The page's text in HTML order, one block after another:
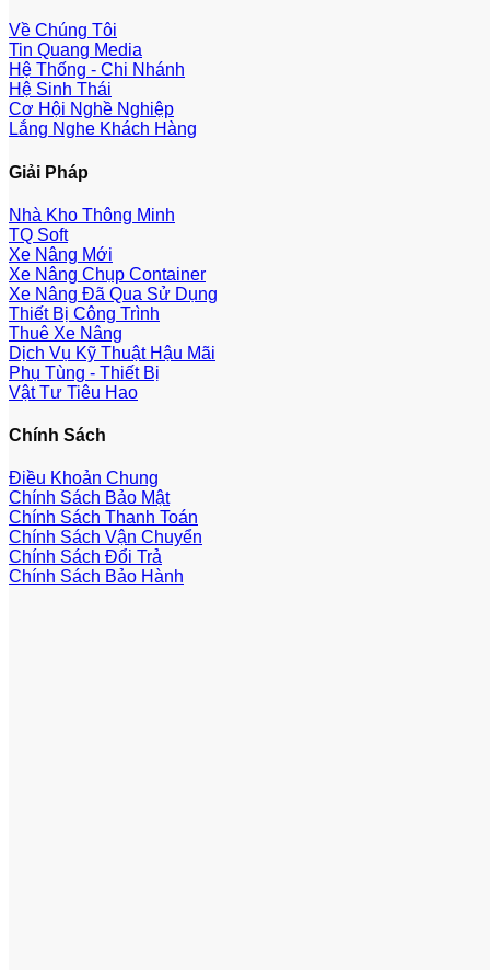
Về Chúng Tôi
Tin Quang Media
Hệ Thống - Chi Nhánh
Hệ Sinh Thái
Cơ Hội Nghề Nghiệp
Lắng Nghe Khách Hàng
Giải Pháp
Nhà Kho Thông Minh
TQ Soft
Xe Nâng Mới
Xe Nâng Chụp Container
Xe Nâng Đã Qua Sử Dụng
Thiết Bị Công Trình
Thuê Xe Nâng
Dịch Vụ Kỹ Thuật Hậu Mãi
Phụ Tùng - Thiết Bị
Vật Tư Tiêu Hao
Chính Sách
Điều Khoản Chung
Chính Sách Bảo Mật
Chính Sách Thanh Toán
Chính Sách Vận Chuyển
Chính Sách Đổi Trả
Chính Sách Bảo Hành